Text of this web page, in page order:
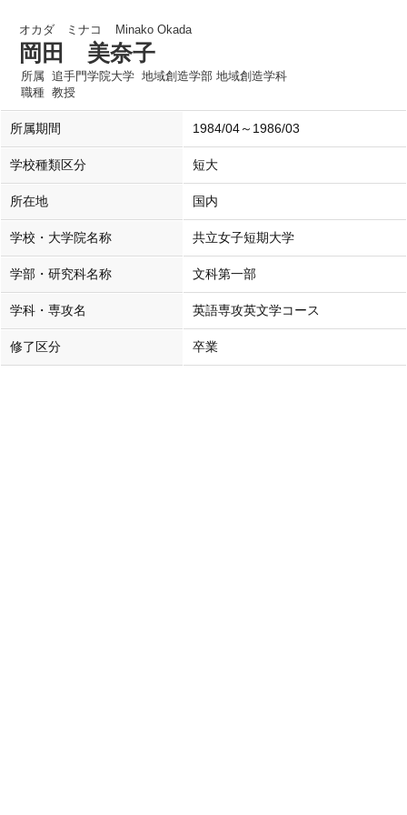
オカダ ミナコ Minako Okada
岡田 美奈子
所属 追手門学院大学 地域創造学部 地域創造学科
職種 教授
所属期間 1984/04～1986/03
学校種類区分 短大
所在地 国内
学校・大学院名称 共立女子短期大学
学部・研究科名称 文科第一部
学科・専攻名 英語専攻英文学コース
修了区分 卒業